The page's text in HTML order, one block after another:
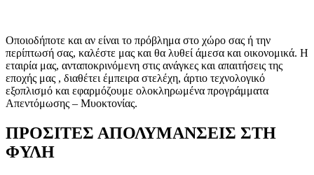
Οποιοδήποτε και αν είναι το πρόβλημα στο χώρο σας ή την
περίπτωσή σας, καλέστε μας και θα λυθεί άμεσα και οικονομικά. Η
εταιρία μας, ανταποκρινόμενη στις ανάγκες και απαιτήσεις της
εποχής μας , διαθέτει έμπειρα στελέχη, άρτιο τεχνολογικό
εξοπλισμό και εφαρμόζουμε ολοκληρωμένα προγράμματα
Απεντόμωσης – Μυοκτονίας.
ΠΡΟΣΙΤΕΣ ΑΠΟΛΥΜΑΝΣΕΙΣ ΣΤΗ
ΦΥΛΗ